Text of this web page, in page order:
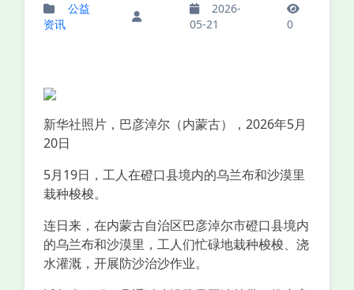
公益
资讯
2026-
05-21
0
新华社照片，巴彦淖尔（内蒙古），2026年5月
20日
5月19日，工人在磴口县境内的乌兰布和沙漠里
栽种梭梭。
连日来，在内蒙古自治区巴彦淖尔市磴口县境内
的乌兰布和沙漠里，工人们忙碌地栽种梭梭、浇
水灌溉，开展防沙治沙作业。